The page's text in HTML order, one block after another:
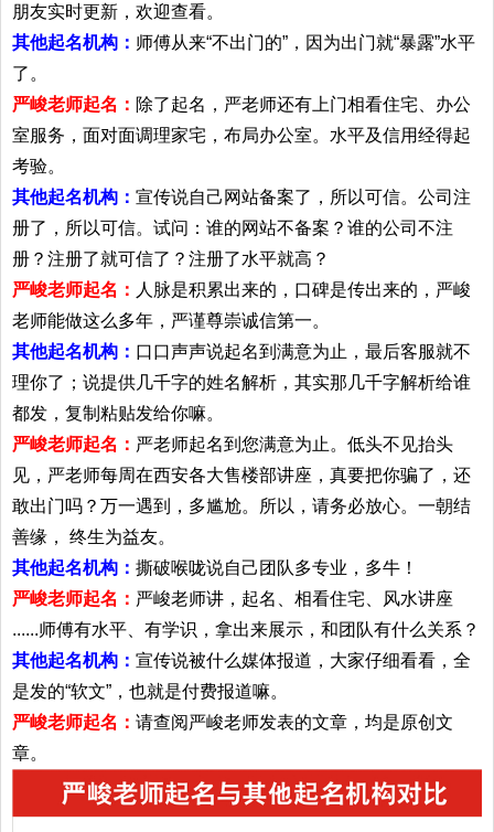
朋友实时更新，欢迎查看。
其他起名机构： 师傅从来“不出门的”，因为出门就“暴露”水平
了。
严峻老师起名： 除了起名，严老师还有上门相看住宅、办公
室服务，面对面调理家宅，布局办公室。水平及信用经得起
考验。
其他起名机构： 宣传说自己网站备案了，所以可信。公司注
册了，所以可信。试问：谁的网站不备案？谁的公司不注
册？注册了就可信了？注册了水平就高？
严峻老师起名： 人脉是积累出来的，口碑是传出来的，严峻
老师能做这么多年，严谨尊崇诚信第一。
其他起名机构： 口口声声说起名到满意为止，最后客服就不
理你了；说提供几千字的姓名解析，其实那几千字解析给谁
都发，复制粘贴发给你嘛。
严峻老师起名： 严老师起名到您满意为止。低头不见抬头
见，严老师每周在西安各大售楼部讲座，真要把你骗了，还
敢出门吗？万一遇到，多尴尬。所以，请务必放心。一朝结
善缘， 终生为益友。
其他起名机构： 撕破喉咙说自己团队多专业，多牛！
严峻老师起名： 严峻老师讲，起名、相看住宅、风水讲座
......师傅有水平、有学识，拿出来展示，和团队有什么关系？
其他起名机构： 宣传说被什么媒体报道，大家仔细看看，全
是发的“软文”，也就是付费报道嘛。
严峻老师起名： 请查阅严峻老师发表的文章，均是原创文
章。